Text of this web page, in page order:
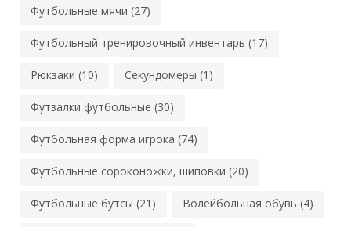
Футбольные мячи (27)
Футбольный тренировочный инвентарь (17)
Рюкзаки (10) Секундомеры (1)
Футзалки футбольные (30)
Футбольная форма игрока (74)
Футбольные сороконожки, шиповки (20)
Футбольные бутсы (21) Волейбольная обувь (4)